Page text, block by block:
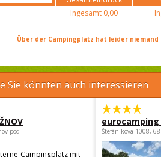
Ingesamt 0,00
Über der Campingplatz hat leider
Sie könnten auch interessieren
pod
Campingplatz mit
Štefánikova 1008,